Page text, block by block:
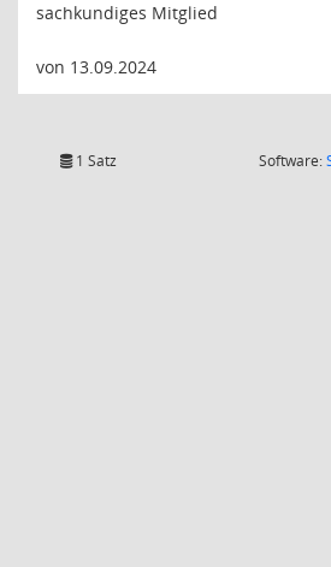
sachkundiges Mitglied
von 13.09.2024
1 Satz Software: